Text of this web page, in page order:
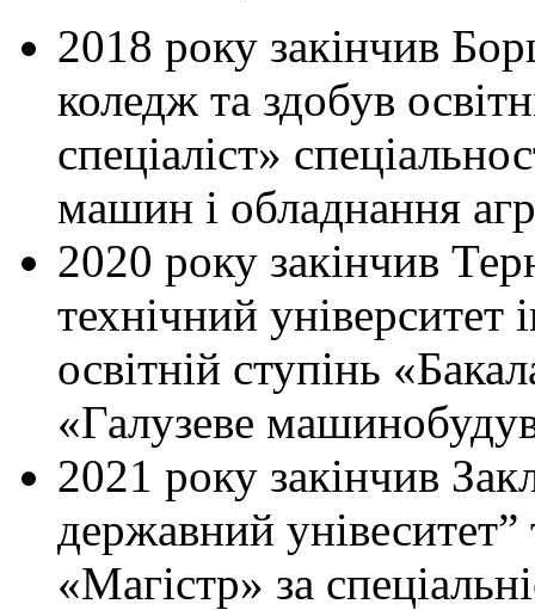
2018 року закінчив
коледж та здобув
спеціаліст»
машин і обладнання
2020 року закінчив
технічний університет
освітній ступінь
«Галузеве
2021 року закінчив
державний унівеситет”
«Магістр» за